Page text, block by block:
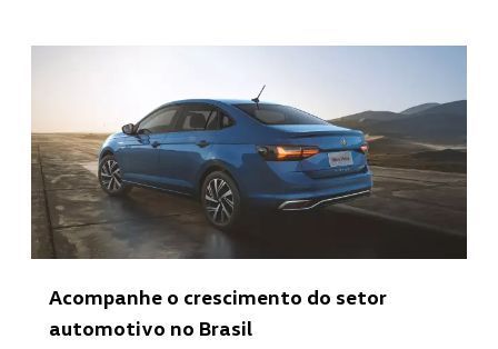
Acompanhe o crescimento do setor
automotivo no Brasil